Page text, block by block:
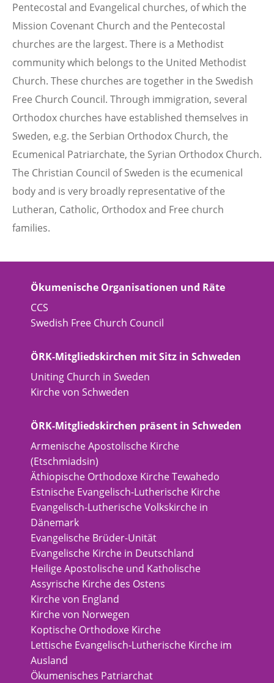
Pentecostal and Evangelical churches, of which the
Mission Covenant Church and the Pentecostal
churches are the largest. There is a Methodist
community which belongs to the United Methodist
Church. These churches are together in the Swedish
Free Church Council. Through immigration, several
Orthodox churches have established themselves in
Sweden, e.g. the Serbian Orthodox Church, the
Ecumenical Patriarchate, the Syrian Orthodox Church.
The Christian Council of Sweden is the ecumenical
body and is very broadly representative of the
Lutheran, Catholic, Orthodox and Free church
families.
Ökumenische Organisationen und Räte
CCS
Swedish Free Church Council
ÖRK-Mitgliedskirchen mit Sitz in Schweden
Uniting Church in Sweden
Kirche von Schweden
ÖRK-Mitgliedskirchen präsent in Schweden
Armenische Apostolische Kirche
(Etschmiadsin)
Äthiopische Orthodoxe Kirche Tewahedo
Estnische Evangelisch-Lutherische Kirche
Evangelisch-Lutherische Volkskirche in
Dänemark
Evangelische Brüder-Unität
Evangelische Kirche in Deutschland
Heilige Apostolische und Katholische
Assyrische Kirche des Ostens
Kirche von England
Kirche von Norwegen
Koptische Orthodoxe Kirche
Lettische Evangelisch-Lutherische Kirche im
Ausland
Ökumenisches Patriarchat